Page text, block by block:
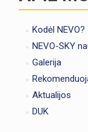
Kodėl NEVO?
NEVO-SKY
Galerija
Aktualijos
DUK